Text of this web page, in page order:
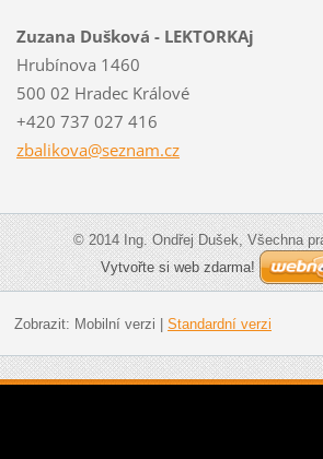
Zuzana Dušková - LEKTORKAj
Hrubínova 1460
500 02 Hradec Králové
+420 737 027 416
zbalikova@seznam.cz
© 2014 Ing. Ondřej Dušek, Všechna
Vytvořte si web zdarma!
Zobrazit: Mobilní verzi Standardní verzi